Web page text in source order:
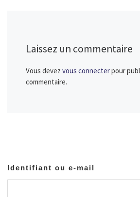
Laissez un commentaire
Vous devez vous connecterpour
commentaire.
Identifiant ou e-mail